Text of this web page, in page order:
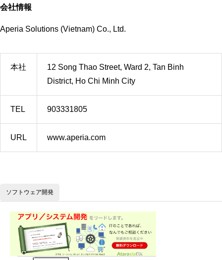
会社情報
Aperia Solutions (Vietnam) Co., Ltd.
本社
12 Song Thao Street, Ward 2, Tan Binh
District, Ho Chi Minh City
TEL 903331805
URL www.aperia.com
ソフトウェア開発